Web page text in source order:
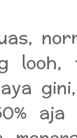
looh,